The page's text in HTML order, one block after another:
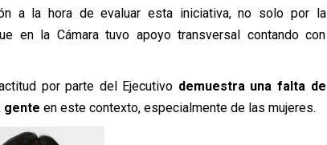
a la hora de evaluar esta iniciativa, no solo por la
en la Cámara tuvo apoyo transversal contando con
por parte del Ejecutivo demuestra una falta de
gente en este contexto, especialmente de las mujeres.